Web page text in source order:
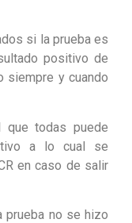
si la prueba es
positivo de
siempre y cuando
que todas puede
a lo cual se
en caso de salir
prueba no se hizo